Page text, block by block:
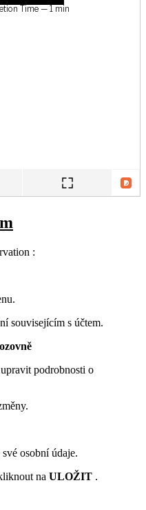
:
souvisejícím s účtem.
podrobnosti o
osobní údaje.
na ULOŽIT .